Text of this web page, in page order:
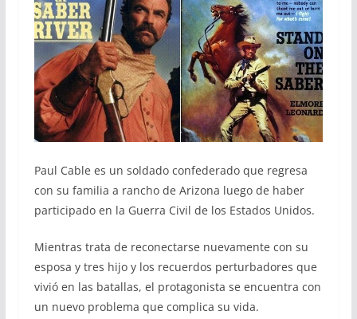
Paul Cable es un soldado confederado que regresa
con su familia a rancho de Arizona luego de haber
participado en la Guerra Civil de los Estados Unidos.
Mientras trata de reconectarse nuevamente con su
esposa y tres hijo y los recuerdos perturbadores que
vivió en las batallas, el protagonista se encuentra con
un nuevo problema que complica su vida.